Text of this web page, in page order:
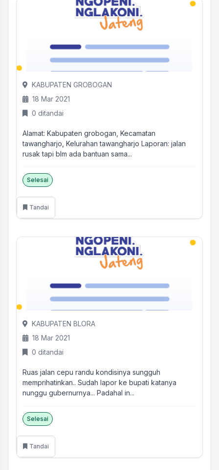
KABUPATEN GROBOGAN
18 Mar 2021
0 ditandai
Alamat: Kabupaten grobogan, Kecamatan
tawangharjo, Kelurahan tawangharjo Laporan: jalan
rusak tapi blm ada bantuan sama...
Selesai
Tandai
KABUPATEN BLORA
18 Mar 2021
0 ditandai
Ruas jalan cepu randu kondisinya sungguh
memprihatinkan.. Sudah lapor ke bupati katanya
nunggu gubernurnya... Padahal in...
Selesai
Tandai